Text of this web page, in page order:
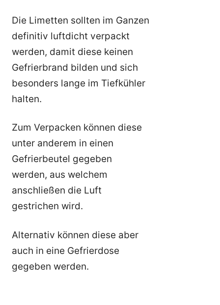
Die Limetten sollten im Ganzen
definitiv luftdicht verpackt
werden, damit diese keinen
Gefrierbrand bilden und sich
besonders lange im Tiefkühler
halten.
Zum Verpacken können diese
unter anderem in einen
Gefrierbeutel gegeben
werden, aus welchem
anschließen die Luft
gestrichen wird.
Alternativ können diese aber
auch in eine Gefrierdose
gegeben werden.